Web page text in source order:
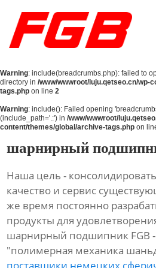
Главная
О Нас
Продукция
Новости
Warning: include(breadcrumbs.php): failed to
directory in /www/wwwroot/luju.qetseo.cn/wp-
tags.php on line 2
Warning: include(): Failed opening
(include_path='.:') in /www/wwwroot/
content/themes/global/archive-tags.php on
шарнирный
Наша цель -
качество и сервис
же время постоянно
продукты для
шарнирный подшипник FGB
"полимерная механика